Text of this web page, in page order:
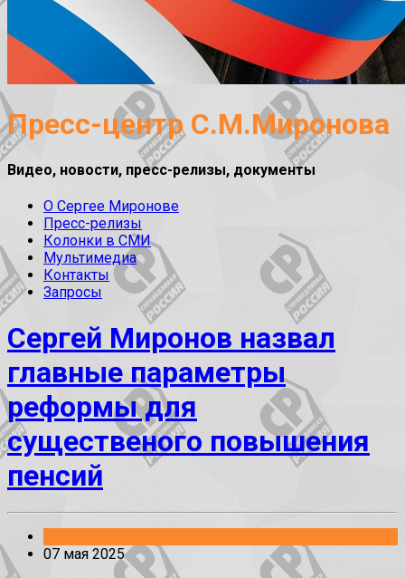
Пресс-центр С.М.Миронова
Видео, новости, пресс-релизы, документы
О Сергее Миронове
Пресс-релизы
Колонки в СМИ
Мультимедиа
Контакты
Запросы
Сергей Миронов назвал
главные параметры
реформы для
существеного повышения
пенсий
07 мая 2025